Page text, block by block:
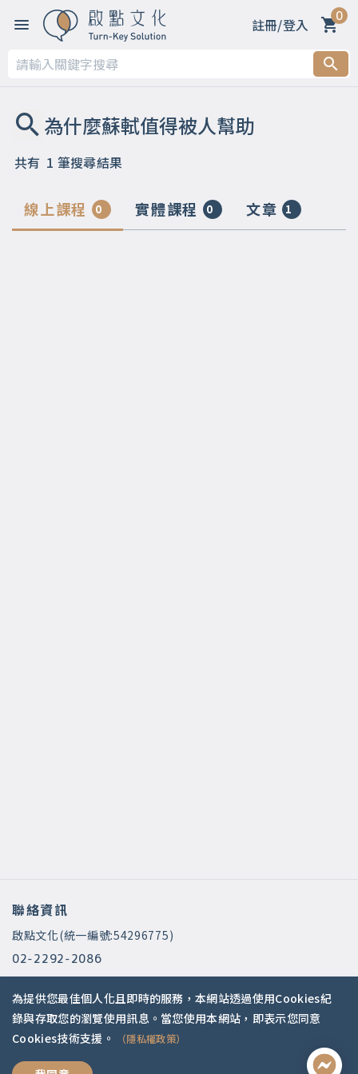
註冊/登入 0
共有 1 筆搜尋結果
線上課程 0 實體課程 0 文章 1
聯絡資訊
啟點文化(統一編號:54296775)
02-2292-2086
service@koob.com.tw
服務時間
週一至週五 10:00-18:00
國定假日公休
為提供您最佳個人化且即時的服務，本網站透過使用Cookies紀
錄與存取您的瀏覽使用訊息。當您使用本網站，即表示您同意
Cookies技術支援。
（隱私權政策）